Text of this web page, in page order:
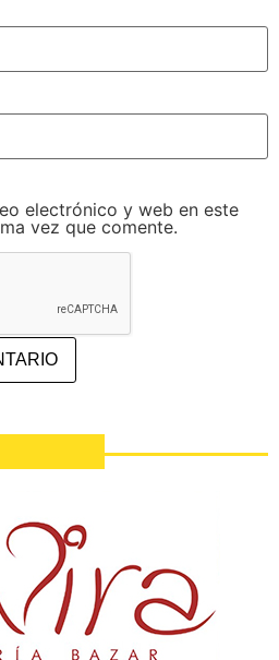
electrónico y web en este
vez que comente.